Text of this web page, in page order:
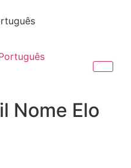
Nome Elo